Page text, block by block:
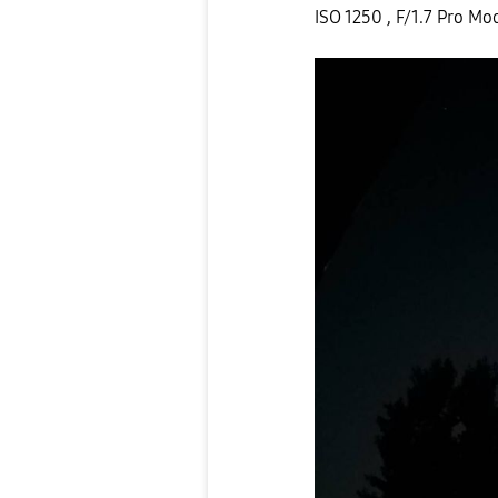
ISO 1250 , F/1.7 Pro